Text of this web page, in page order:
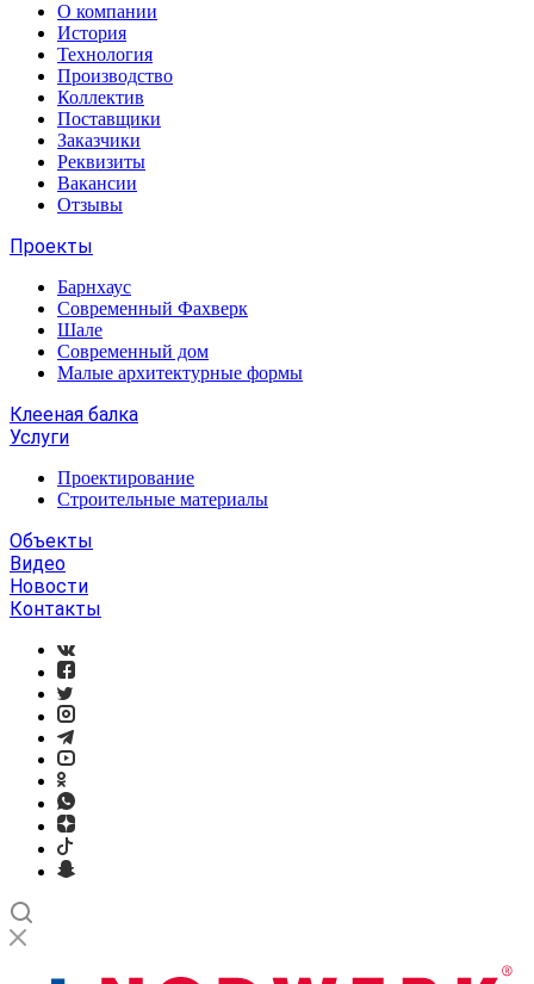
О компании
История
Технология
Производство
Коллектив
Поставщики
Заказчики
Реквизиты
Вакансии
Отзывы
Проекты
Барнхаус
Современный Фахверк
Шале
Современный дом
Малые архитектурные формы
Клееная балка
Услуги
Проектирование
Строительные материалы
Объекты
Видео
Новости
Контакты